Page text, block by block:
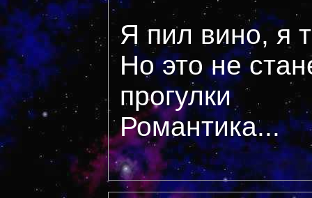
Я пил вино, я
Но это не
прогулки
Романтика...